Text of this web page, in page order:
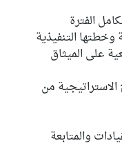
الفترة
التنفيذية
على الميثاق
الاستراتيجية من
والمتابعة